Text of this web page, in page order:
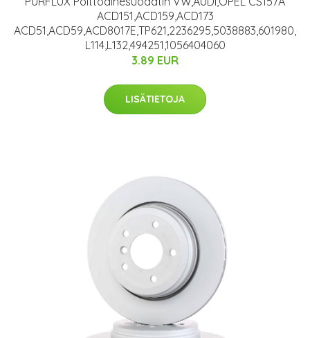
ACD151,ACD159,ACD173
ACD51,ACD59,ACD8017E,TP621,2236295,5038883,601980,
L114,L132,494251,1056404060
3.89 EUR
LISÄTIETOJA